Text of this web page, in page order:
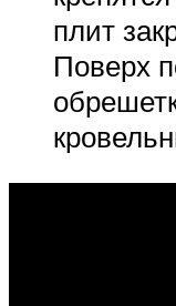
плит
Поверх